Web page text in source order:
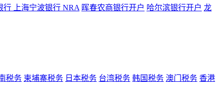
行 上海宁波银行 NRA 晖春农商银行开户 哈尔滨银行开户 龙
税务 柬埔寨税务 日本税务 台湾税务 韩国税务 澳门税务 香港